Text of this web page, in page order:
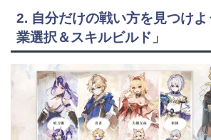
2. 自分だけの戦い方を見つけ
業選択＆スキルビルド」